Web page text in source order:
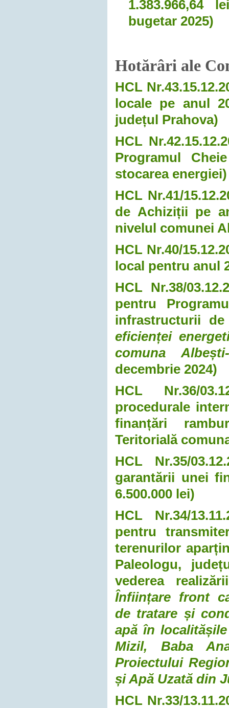
1.383.966,64
bugetar 2025)
Hotărâri ale
HCL
locale pe anul
județul Prahova)
HCL
Programul
stocarea energiei)
HCL Nr.41/
de Achiziții pe
nivelul comunei
HCL Nr.40/
local pentru anul
HCL Nr.38/
pentru
infrastructurii
eficienței
comuna
decembrie 2024)
HCL Nr.36/
procedurale
finanțări
Teritorială
HCL Nr.35/
garantării unei
6.500.000 lei)
HCL Nr.34/
pentru
terenurilor
Paleologu,
vederea
Înființare front
de tratare și
apă în
Mizil, Baba
Proiectului
și Apă Uzată din
HCL Nr.33/